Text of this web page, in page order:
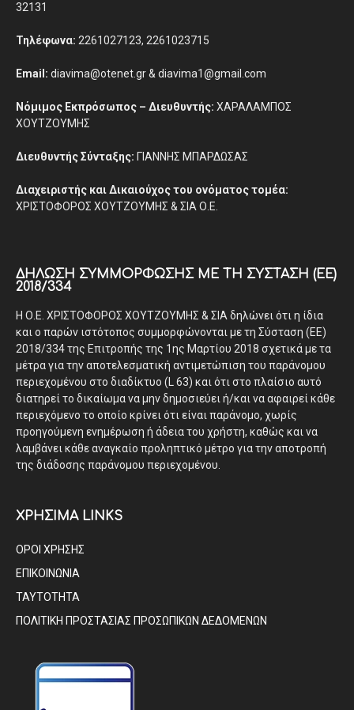
32131
Τηλέφωνα: 2261027123, 2261023715
Email: diavima@otenet.gr & diavima1@gmail.com
Νόμιμος Εκπρόσωπος – Διευθυντής: ΧΑΡΑΛΑΜΠΟΣ
ΧΟΥΤΖΟΥΜΗΣ
Διευθυντής Σύνταξης: ΓΙΑΝΝΗΣ ΜΠΑΡΔΩΣΑΣ
Διαχειριστής και Δικαιούχος του ονόματος τομέα:
ΧΡΙΣΤΟΦΟΡΟΣ ΧΟΥΤΖΟΥΜΗΣ & ΣΙΑ Ο.Ε.
ΔΉΛΩΣΗ ΣΥΜΜΌΡΦΩΣΗΣ ΜΕ ΤΗ ΣΎΣΤΑΣΗ (ΕΕ)
2018/334
Η Ο.Ε. ΧΡΙΣΤΟΦΟΡΟΣ ΧΟΥΤΖΟΥΜΗΣ & ΣΙΑ δηλώνει ότι η ίδια
και ο παρών ιστότοπος συμμορφώνονται με τη Σύσταση (ΕΕ)
2018/334 της Επιτροπής της 1ης Μαρτίου 2018 σχετικά με τα
μέτρα για την αποτελεσματική αντιμετώπιση του παράνομου
περιεχομένου στο διαδίκτυο (L 63) και ότι στο πλαίσιο αυτό
διατηρεί το δικαίωμα να μην δημοσιεύει ή/και να αφαιρεί κάθε
περιεχόμενο το οποίο κρίνει ότι είναι παράνομο, χωρίς
προηγούμενη ενημέρωση ή άδεια του χρήστη, καθώς και να
λαμβάνει κάθε αναγκαίο προληπτικό μέτρο για την αποτροπή
της διάδοσης παράνομου περιεχομένου.
ΧΡΗΣΙΜΑ LINKS
ΟΡΟΙ ΧΡΗΣΗΣ
ΕΠΙΚΟΙΝΩΝΙΑ
ΤΑΥΤΟΤΗΤΑ
ΠΟΛΙΤΙΚΗ ΠΡΟΣΤΑΣΙΑΣ ΠΡΟΣΩΠΙΚΩΝ ΔΕΔΟΜΕΝΩΝ